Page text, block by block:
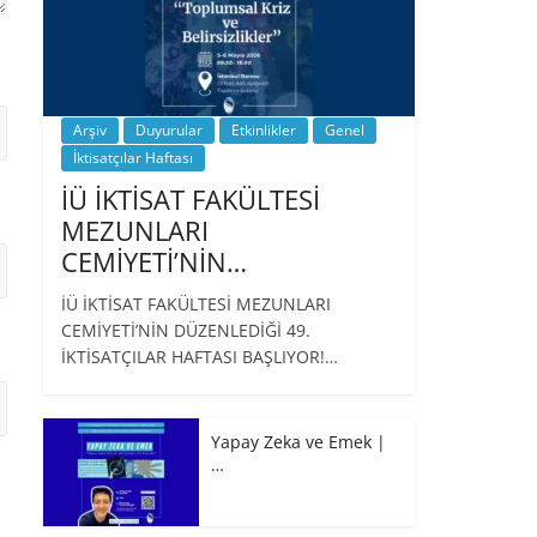
Arşiv Duyurular Etkinlikler
Genel
İktisatçılar Haftası
İÜ İKTİSAT FAKÜLTESİ
MEZUNLARI
CEMİYETİ’NİN…
İÜ İKTİSAT FAKÜLTESİ MEZUNLARI
CEMİYETİ’NİN DÜZENLEDİĞİ 49.
İKTİSATÇILAR HAFTASI BAŞLIYOR!…
Yapay Zeka ve Emek |
…